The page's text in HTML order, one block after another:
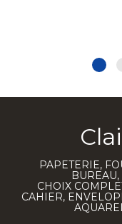
PAPETERIE,
CHOIX
CAHIER,